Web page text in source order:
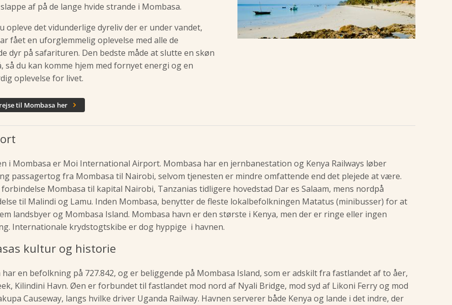
af på de lange hvide strande i Mombasa.
opleve det vidunderlige dyreliv der er under vandet,
fået en uforglemmelig oplevelse med alle de
dyr på safarituren. Den bedste måde at slutte en skøn
så du kan komme hjem med fornyet energi og en
oplevelse for livet.
til Mombasa her 
i Mombasa er Moi International Airport. Mombasa har en jernbanestation og Kenya Railways løber
passagertog fra Mombasa til Nairobi, selvom tjenesten er mindre omfattende end det plejede at være.
Mombasa til kapital Nairobi, Tanzanias tidligere hovedstad Dar es Salaam, mens nordpå
til Malindi og Lamu. Inden Mombasa, benytter de fleste lokalbefolkningen Matatus (minibusser) for at
landsbyer og Mombasa Island. Mombasa havn er den største i Kenya, men der er ringe eller ingen
Internationale krydstogtskibe er dog hyppige i havnen.
kultur og historie
har en befolkning på 727.842, og er beliggende på Mombasa Island, som er adskilt fra fastlandet af to åer,
Kilindini Havn. Øen er forbundet til fastlandet mod nord af Nyali Bridge, mod syd af Likoni Ferry og mod
Causeway, langs hvilke driver Uganda Railway. Havnen serverer både Kenya og lande i det indre, der